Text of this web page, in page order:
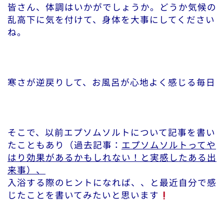
皆さん、体調はいかがでしょうか。どうか気候の
乱高下に気を付けて、身体を大事にしてください
ね。
寒さが逆戻りして、お風呂が心地よく感じる毎日
そこで、以前エプソムソルトについて記事を書い
たこともあり（過去記事： エプソムソルトってや
はり効果があるかもしれない！と実感したある出
来事）、
入浴する際のヒントになれば、、と最近自分で感
じたことを書いてみたいと思います